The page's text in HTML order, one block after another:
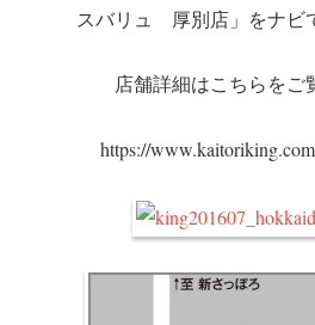
スバリュ 厚別店」をナビ
店舗詳細はこちらをご
https://